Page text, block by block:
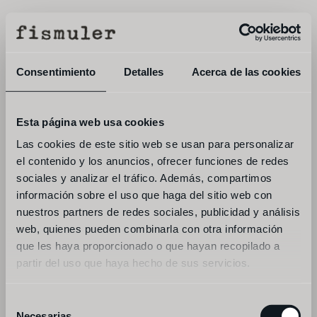
Consentimiento Detalles Acerca de las cookies
Esta página web usa cookies
Las cookies de este sitio web se usan para personalizar
el contenido y los anuncios, ofrecer funciones de redes
sociales y analizar el tráfico. Además, compartimos
información sobre el uso que haga del sitio web con
nuestros partners de redes sociales, publicidad y análisis
web, quienes pueden combinarla con otra información
que les haya proporcionado o que hayan recopilado a
partir del uso que haya hecho de sus servicios.
menu reservar
aceito os termos e condições e a política de privacidade
inscrever-me na newsletter
enviar mensagem